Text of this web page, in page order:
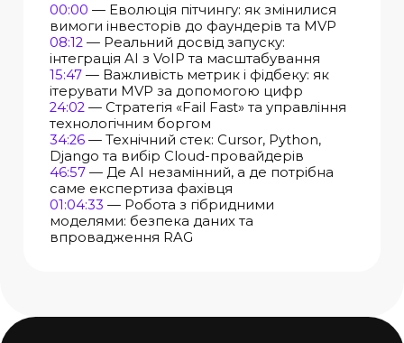
00:00 — Еволюція пітчингу: як змінилися
вимоги інвесторів до фаундерів та MVP
08:12 — Реальний досвід запуску:
інтеграція AI з VoIP та масштабування
15:47 — Важливість метрик і фідбеку: як
ітерувати MVP за допомогою цифр
24:02 — Стратегія «Fail Fast» та управління
технологічним боргом
34:26 — Технічний стек: Cursor, Python,
Django та вибір Cloud-провайдерів
46:57 — Де AI незамінний, а де потрібна
саме експертиза фахівця
01:04:33 — Робота з гібридними
моделями: безпека даних та
впровадження RAG